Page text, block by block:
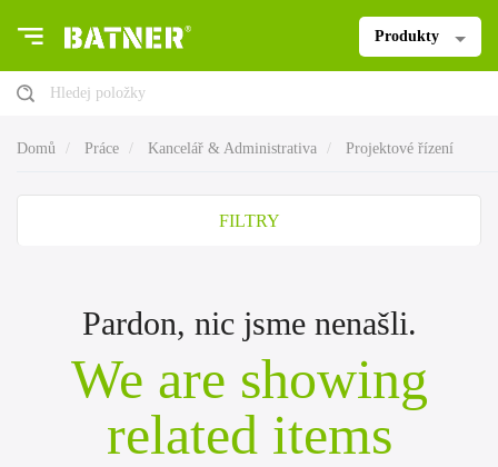
Produkty
Hledej položky
Domů Práce Kancelář & Administrativa Projektové řízení
FILTRY
Pardon, nic jsme nenašli.
We are showing
related items